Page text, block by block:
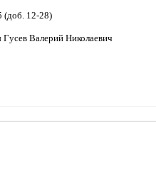
(доб. 12-28)
Валерий Николаевич